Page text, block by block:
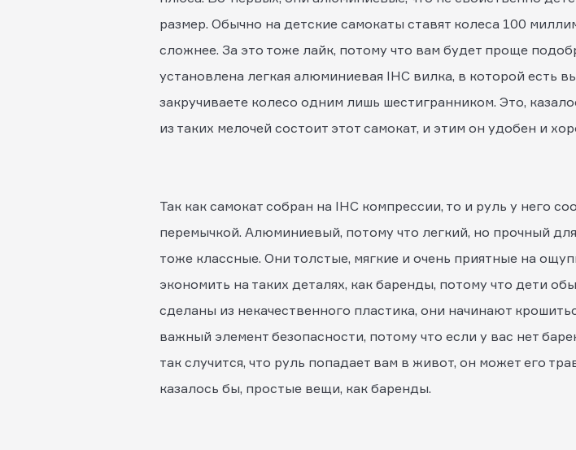
размер. Обычно на детские самокаты ставят колеса 100
сложнее. За это тоже лайк, потому что вам будет проще
установлена легкая алюминиевая IHC вилка, в которой есть
закручиваете колесо одним лишь шестигранником. Это,
из таких мелочей состоит этот самокат, и этим он удобен и
Так как самокат собран на IHC компрессии, то и руль у него
перемычкой. Алюминиевый, потому что легкий, но прочный
тоже классные. Они толстые, мягкие и очень приятные на
экономить на таких деталях, как баренды, потому что дети
сделаны из некачественного пластика, они начинают
важный элемент безопасности, потому что если у вас нет
так случится, что руль попадает вам в живот, он может его
казалось бы, простые вещи, как баренды.